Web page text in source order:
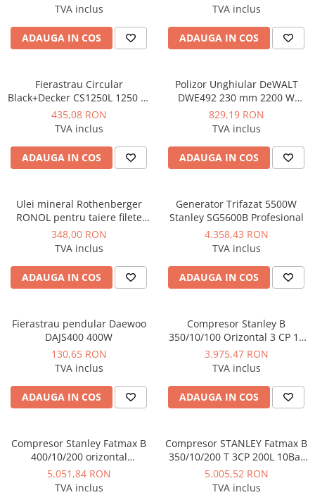
Instalatii de gaz
Tevi PEHD gaz
Fitinguri gaz
Aparate sudura si dispozitive gaz
Izolatii tehnice
Izolatii pentru aer conditionat
Izolatii pentru sisteme solare
Polistiren expandat
Vata minerala bazaltica
Automatizari si elemente de
automatizare
Automatizari panouri solare
Manometre, presostate si
termostate
Regulatoare electronice
Vane si servomotoare
Servoregulatoare
Ventile termice de amestec
Traductoare
TVA inclus
ADAUGA IN COS
TVA inclus
ADAUGA IN COS
Fierastrau Circular
Black+Decker CS1250L 1250 W
190 mm 66 mm
435,08 RON
TVA inclus
ADAUGA IN COS
Polizor Unghiular DeWALT
DWE492 230 mm 2200 W
6.500 rpm
829,19 RON
TVA inclus
ADAUGA IN COS
Ulei mineral Rothenberger
RONOL pentru taiere filete
bidon 5 litri
348,00 RON
TVA inclus
ADAUGA IN COS
Generator Trifazat 5500W
Stanley SG5600B Profesional
4.358,43 RON
TVA inclus
ADAUGA IN COS
Fierastrau pendular Daewoo
DAJS400 400W
130,65 RON
TVA inclus
ADAUGA IN COS
Compresor Stanley B
350/10/100 Orizontal 3 CP 10
bar 330 L/min
3.975,47 RON
TVA inclus
ADAUGA IN COS
Compresor Stanley Fatmax B
400/10/200 orizontal
profesional 3CP 10Bar
390L/min
5.051,84 RON
TVA inclus
Compresor STANLEY Fatmax B
350/10/200 T 3CP 200L 10Bar
330L/min
5.005,52 RON
TVA inclus